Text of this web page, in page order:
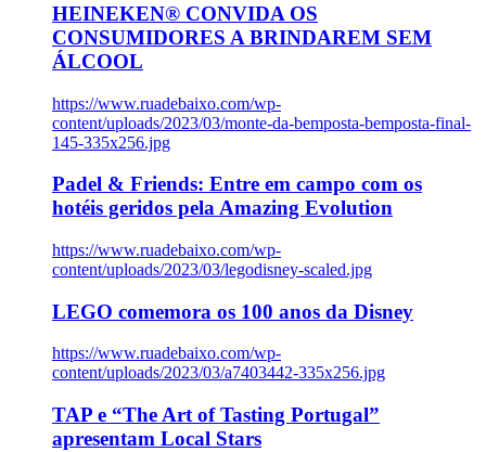
HEINEKEN® CONVIDA OS
CONSUMIDORES A BRINDAREM SEM
ÁLCOOL
https://www.ruadebaixo.com/wp-
content/uploads/2023/03/monte-da-bemposta-bemposta-final-
145-335x256.jpg
Padel & Friends: Entre em campo com os
hotéis geridos pela Amazing Evolution
https://www.ruadebaixo.com/wp-
content/uploads/2023/03/legodisney-scaled.jpg
LEGO comemora os 100 anos da Disney
https://www.ruadebaixo.com/wp-
content/uploads/2023/03/a7403442-335x256.jpg
TAP e “The Art of Tasting Portugal”
apresentam Local Stars